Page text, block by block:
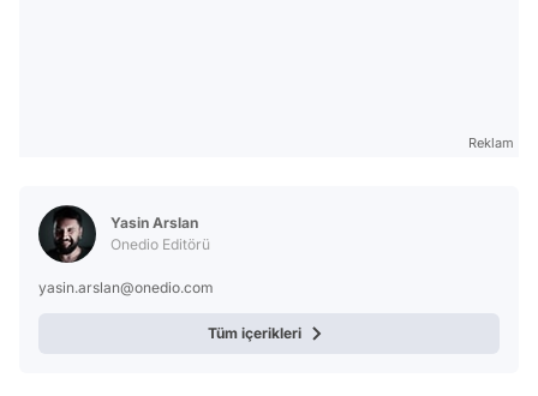
Reklam
Yasin Arslan
Onedio Editörü
yasin.arslan@onedio.com
Tüm içerikleri